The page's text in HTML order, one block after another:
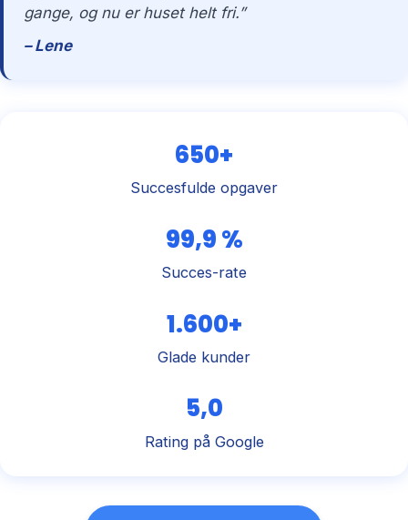
gange, og nu er huset helt fri.”
– Lene
650+
Succesfulde opgaver
99,9 %
Succes-rate
1.600+
Glade kunder
5,0
Rating på Google